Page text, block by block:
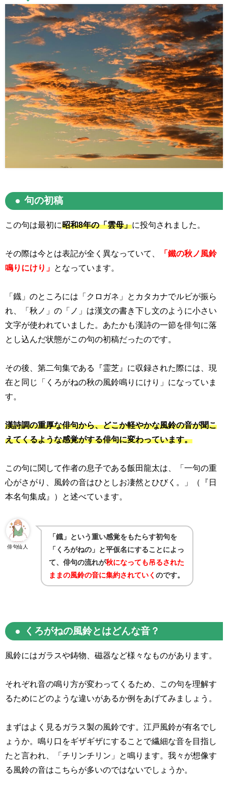
句の初稿
この句は最初に昭和8年の「雲母」に投句されました。
その際は今とは表記が全く異なっていて、
「鐵の秋ノ風鈴
鳴りにけり」
となっています。
「鐡」のところには「クロガネ」とカタカナでルビが振ら
れ、「秋ノ」の「ノ」は漢文の書き下し文のように小さい
文字が使われていました。あたかも漢詩の一節を俳句に落
とし込んだ状態がこの句の初稿だったのです。
その後、第二句集である『霊芝』に収録された際には、現
在と同じ「くろがねの秋の風鈴鳴りにけり」になっていま
す。
漢詩調の重厚な俳句から、どこか軽やかな風鈴の音が聞こ
えてくるような感覚がする俳句に変わっています。
この句に関して作者の息子である飯田龍太は、「一句の重
心がさがり、風鈴の音はひとしお凄然とひびく。」（『日
本名句集成』）と述べています。
俳句仙人
「鐡」という重い感覚をもたらす初句を
「くろがねの」と平仮名にすることによっ
て、俳句の流れが秋になっても吊るされた
ままの風鈴の音に集約されていくのです。
くろがねの風鈴とはどんな音？
風鈴にはガラスや鋳物、磁器など様々なものがあります。
それぞれ音の鳴り方が変わってくるため、この句を理解す
るためにどのような違いがあるか例をあげてみましょう。
まずはよく見るガラス製の風鈴です。江戸風鈴が有名でし
ょうか。鳴り口をギザギザにすることで繊細な音を目指し
たと言われ、「チリンチリン」と鳴ります。我々が想像す
る風鈴の音はこちらが多いのではないでしょうか。